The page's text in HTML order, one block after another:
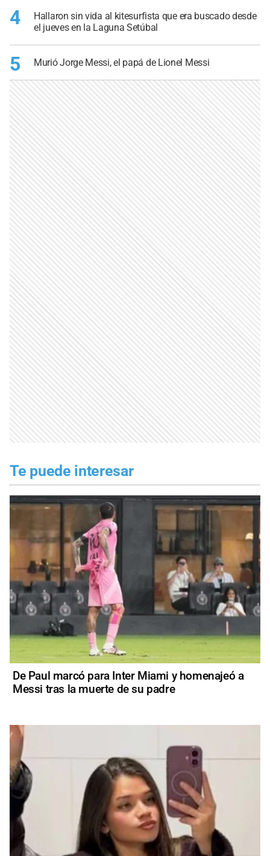
4
Hallaron sin vida al kitesurfista que era buscado desde
el jueves en la Laguna Setúbal
5 Murió Jorge Messi, el papá de Lionel Messi
Te puede interesar
De Paul marcó para Inter Miami y homenajeó a
Messi tras la muerte de su padre